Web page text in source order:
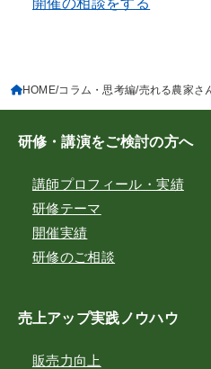
HOME コラム・思考編 売れる農家さ
研修・講演をご検討の方へ
講師プロフィール・実績
研修テーマ
開催実績
研修のご相談
売上アップ実践ノウハウ
販売力向上